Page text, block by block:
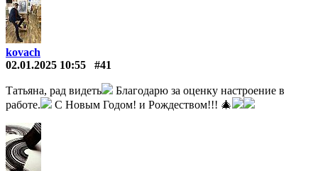
kovach
02.01.2025 10:55
#41
Татьяна, рад видеть
Благодарю за оценку настроение в
работе.
С Новым Годом! и Рождеством!!! 🎄